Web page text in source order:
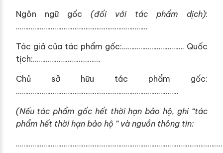
Ngôn ngữ gốc (đốivới tác phẩm dịch):
………………………………………………………………
Tác giả của tác phẩm gốc:……………………………. Quốc
tịch:……………………………….
Chủ sở hữu tác phẩm gốc:
……………………………………………………………………………..
(Nếu tác phẩm gốc hết thời hạn bảo hộ, ghi “tác
phẩm hết thời hạn bảo hộ ” và nguồn thông tin: